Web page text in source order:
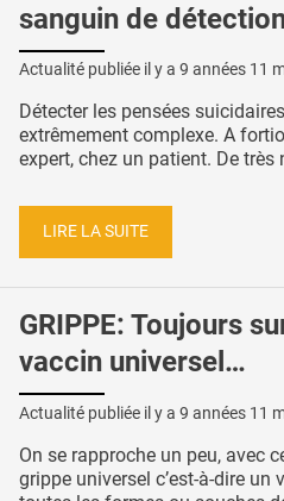
sanguin de
Actualité publiée il y a 9 années 11
Détecter les pensées
extrêmement complexe. A
expert, chez un patient. De très
LIRE LA SUITE
GRIPPE: Toujours
vaccin universel…
Actualité publiée il y a 9 années 11
On se rapproche un peu, avec
grippe universel c’est-à-dire un